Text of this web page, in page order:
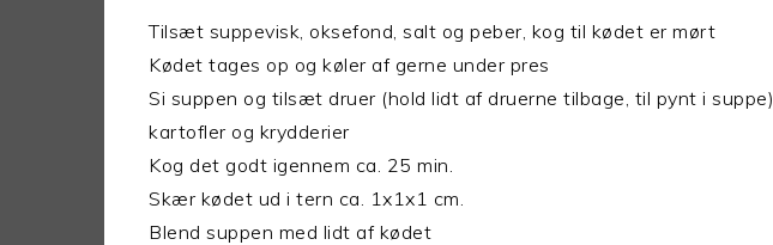
Tilsæt suppevisk, oksefond, salt og peber, kog til kødet er mørt
Kødet tages op og køler af gerne under pres
Si suppen og tilsæt druer (hold lidt af druerne tilbage, til pynt i suppe)
kartofler og krydderier
Kog det godt igennem ca. 25 min.
Skær kødet ud i tern ca. 1x1x1 cm.
Blend suppen med lidt af kødet